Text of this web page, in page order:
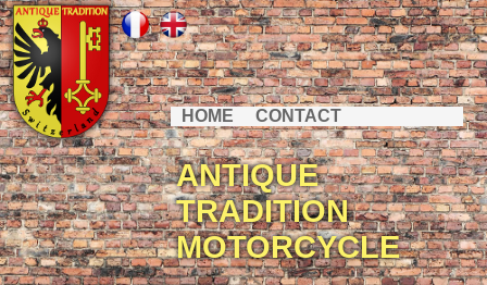
HOME CONTACT
ANTIQUE
TRADITION
MOTORCYCLE